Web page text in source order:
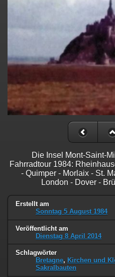
Die Insel Mont-Saint-
Fahrradtour 1984:
- Quimper - Morlaix - St.
London - Dover -
Erstellt am
Sonntag 5 August 1984
Veröffentlicht am
Dienstag 8 April 2014
Schlagwörter
Bretagne, Kirchen und
Sakralbauten